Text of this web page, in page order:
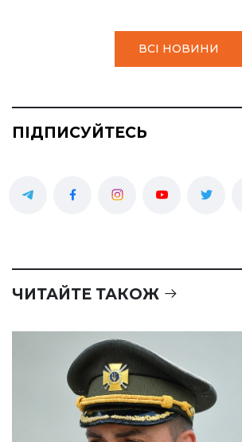
ВСІ НОВИНИ
ПІДПИСУЙТЕСЬ
ЧИТАЙТЕ ТАКОЖ